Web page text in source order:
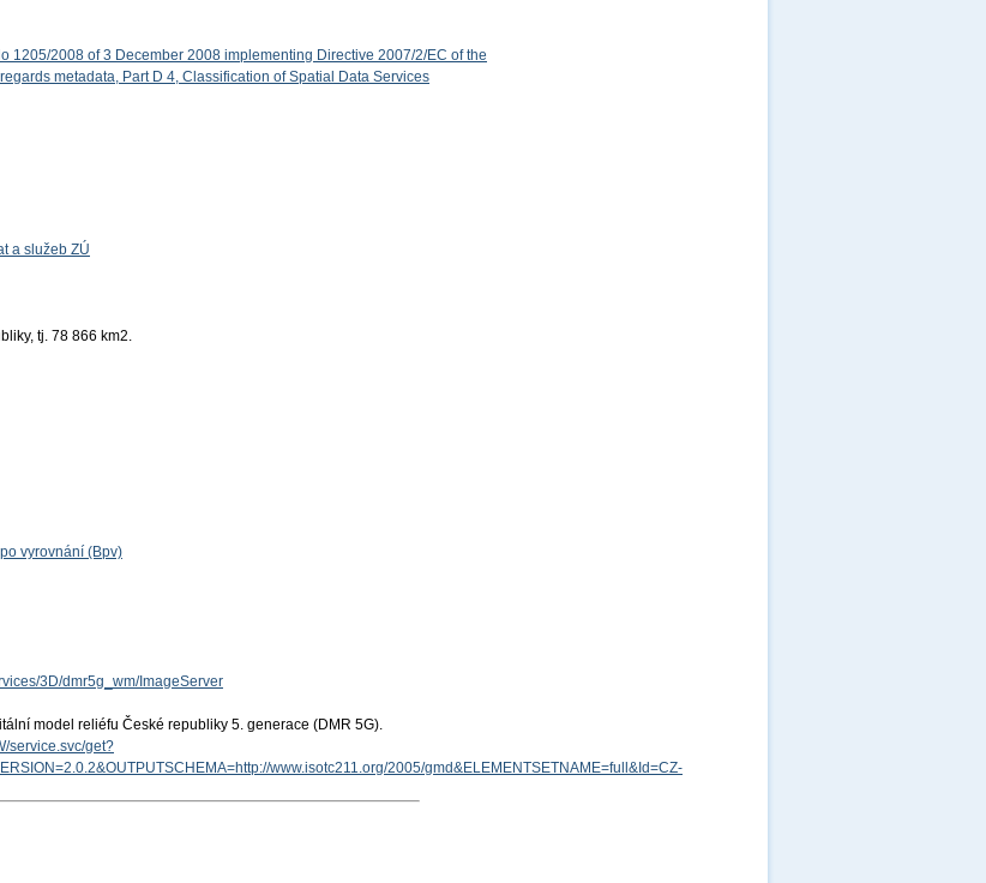
1205/2008 of 3 December 2008 implementing Directive 2007/2/EC of the
metadata, Part D 4, Classification of Spatial Data Services
a služeb ZÚ
tj. 78 866 km2.
vyrovnání (Bpv)
3D/dmr5g_wm/ImageServer
model reliéfu České republiky 5. generace (DMR 5G).
service.svc/get?
www.isotc211.org/2005/gmd&ELEMENTSETNAME=full&Id=CZ-